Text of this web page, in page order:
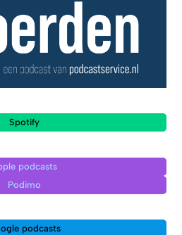
Spotify
podcasts
Podimo
podcasts